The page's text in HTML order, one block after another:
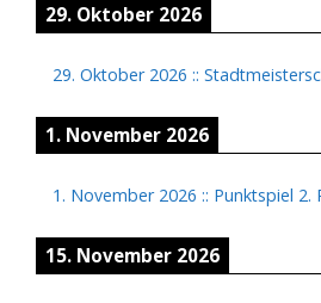
29. Oktober 2026
29. Oktober 2026 ::
1. November 2026
1. November 2026 :: Punktspiel 2.
15. November 2026